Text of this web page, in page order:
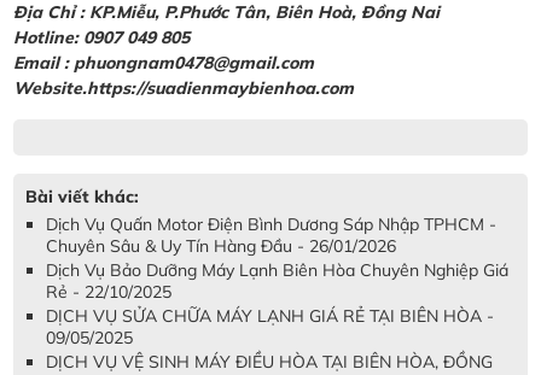
Địa Chỉ :KP.Miễu, P.Phước Tân, Biên Hoà, Đồng Nai
Hotline: 0907 049 805
Email : phuongnam0478@gmail.com
Website.https://suadienmaybienhoa.com
Bài viết khác:
Dịch Vụ Quấn Motor Điện Bình Dương Sáp Nhập TPHCM -
Chuyên Sâu & Uy Tín Hàng Đầu - 26/01/2026
Dịch Vụ Bảo Dưỡng Máy Lạnh Biên Hòa Chuyên Nghiệp Giá
Rẻ - 22/10/2025
DỊCH VỤ SỬA CHỮA MÁY LẠNH GIÁ RẺ TẠI BIÊN HÒA -
09/05/2025
DỊCH VỤ VỆ SINH MÁY ĐIỀU HÒA TẠI BIÊN HÒA, ĐỒNG